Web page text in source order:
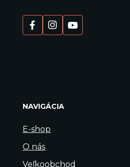
NAVIGÁCIA
E-shop
O nás
Veľkoobchod